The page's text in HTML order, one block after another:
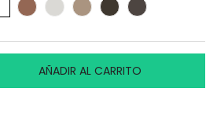
AÑADIR AL CARRITO